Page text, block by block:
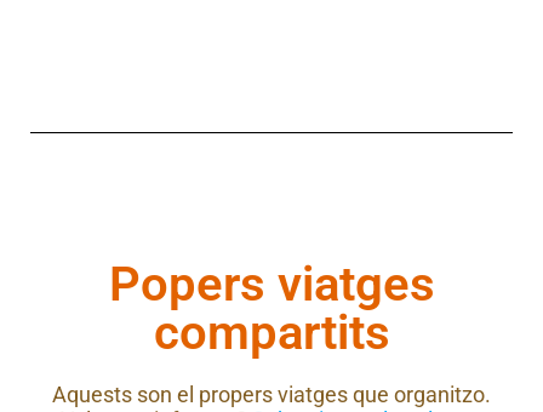
Popers viatges
compartits
Aquests son el propers viatges que organitzo.